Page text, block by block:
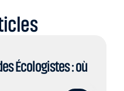
Écologistes : où